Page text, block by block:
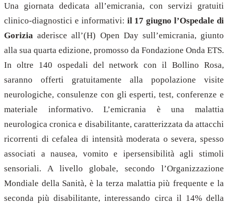
Una giornata dedicata all’emicrania, con servizi gratuiti
clinico-diagnostici e informativi: il 17 giugno l’Ospedale di
Gorizia aderisce all’(H) Open Day sull’emicrania, giunto
alla sua quarta edizione, promosso da Fondazione Onda ETS.
In oltre 140 ospedali del network con il Bollino Rosa,
saranno offerti gratuitamente alla popolazione visite
neurologiche, consulenze con gli esperti, test, conferenze e
materiale informativo. L’emicrania è una malattia
neurologica cronica e disabilitante, caratterizzata da attacchi
ricorrenti di cefalea di intensità moderata o severa, spesso
associati a nausea, vomito e ipersensibilità agli stimoli
sensoriali. A livello globale, secondo l’Organizzazione
Mondiale della Sanità, è la terza malattia più frequente e la
seconda più disabilitante, interessando circa il 14% della